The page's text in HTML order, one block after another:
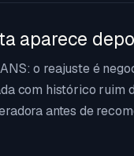
aparece
o reajuste é
com histórico ruim
antes de